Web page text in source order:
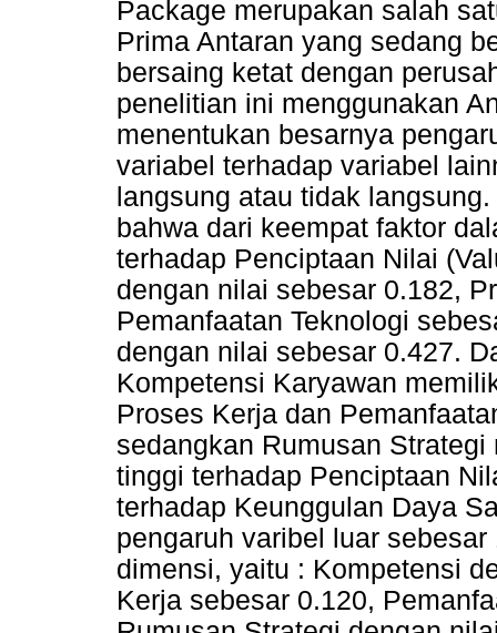
Package merupakan salah
Prima Antaran yang sedang
bersaing ketat dengan
penelitian ini menggunakan
menentukan besarnya
variabel terhadap variabel
langsung atau tidak
bahwa dari keempat faktor
terhadap Penciptaan Nilai
dengan nilai sebesar 0.182,
Pemanfaatan Teknologi
dengan nilai sebesar 0.427.
Kompetensi Karyawan
Proses Kerja dan
sedangkan Rumusan
tinggi terhadap Penciptaan
terhadap Keunggulan Daya
pengaruh varibel luar
dimensi, yaitu : Kompetensi
Kerja sebesar 0.120,